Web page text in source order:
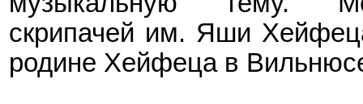
скрипачей им. Яши
родине Хейфеца в